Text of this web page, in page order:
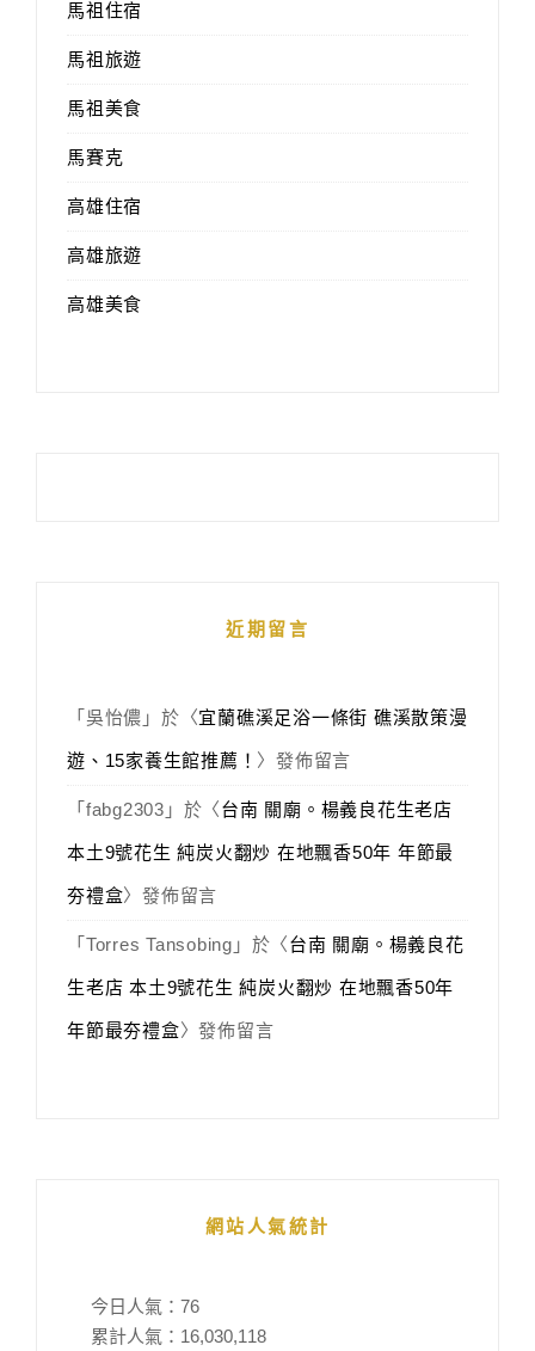
馬祖住宿
馬祖旅遊
馬祖美食
馬賽克
高雄住宿
高雄旅遊
高雄美食
近期留言
「 吳怡儂 」於〈宜蘭礁溪足浴一條街 礁溪散策漫
遊、15家養生館推薦！ 〉發佈留言
「 fabg2303 」於〈台南 關廟。楊義良花生老店
本土9號花生 純炭火翻炒 在地飄香50年 年節最
夯禮盒〉發佈留言
「 Torres Tansobing 」於〈台南 關廟。楊義良花
生老店 本土9號花生 純炭火翻炒 在地飄香50年
年節最夯禮盒〉發佈留言
網站人氣統計
今日人氣： 76
累計人氣： 16,030,118